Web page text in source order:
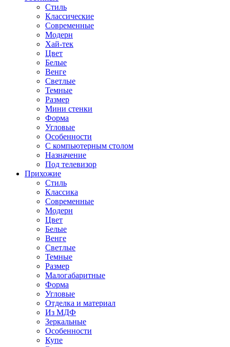
Стиль
Классические
Современные
Модерн
Хай-тек
Цвет
Белые
Венге
Светлые
Темные
Размер
Мини стенки
Форма
Угловые
Особенности
С компьютерным столом
Назначение
Под телевизор
Прихожие
Стиль
Классика
Современные
Модерн
Цвет
Белые
Венге
Светлые
Темные
Размер
Малогабаритные
Форма
Угловые
Отделка и материал
Из МДФ
Зеркальные
Особенности
Купе